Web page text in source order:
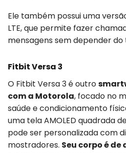
Ele também possui uma
LTE, que permite fazer
mensagens sem depender do
Fitbit Versa 3
O Fitbit Versa 3 é outro
com a Motorola, focado no
saúde e condicionamento
uma tela AMOLED quadrada
pode ser personalizada com
mostradores. Seu corpo é